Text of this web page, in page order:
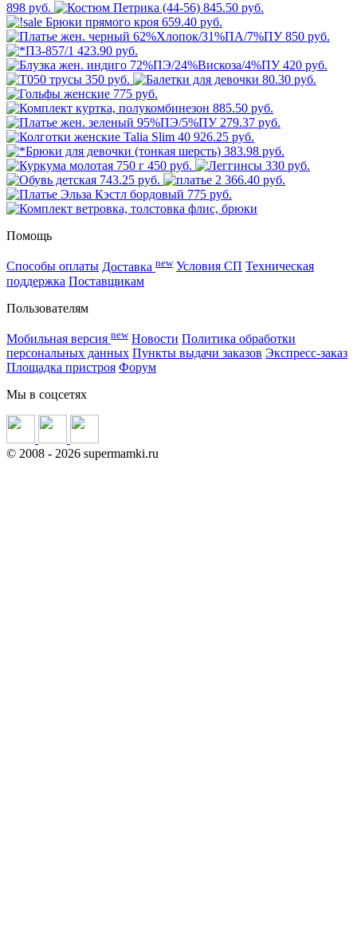
898 руб.
845.50 руб.
659.40 руб.
850 руб.
423.90 руб.
420 руб.
350 руб.
80.30 руб.
775 руб.
885.50 руб.
279.37 руб.
926.25 руб.
383.98 руб.
450 руб.
330 руб.
743.25 руб.
2 366.40 руб.
775 руб.
Помощь
Способы оплаты Доставка new Условия СП Техническая
поддержка Поставщикам
Пользователям
Мобильная версия new Новости Политика обработки
персональных данных Пункты выдачи заказов Экспресс-заказ
Площадка пристроя Форум
Мы в соцсетях
© 2008 - 2026 supermamki.ru